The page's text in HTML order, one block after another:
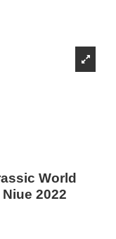
World
2022